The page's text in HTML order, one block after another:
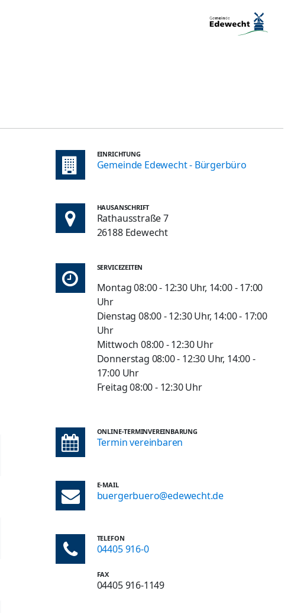
EINRICHTUNG
Gemeinde Edewecht - Bürgerbüro
HAUSANSCHRIFT
Rathausstraße 7
26188 Edewecht
SERVICEZEITEN
Montag 08:00 - 12:30 Uhr, 14:00 - 17:00
Uhr
Dienstag 08:00 - 12:30 Uhr, 14:00 - 17:00
Uhr
Mittwoch 08:00 - 12:30 Uhr
Donnerstag 08:00 - 12:30 Uhr, 14:00 -
17:00 Uhr
Freitag 08:00 - 12:30 Uhr
ONLINE-TERMINVEREINBARUNG
Termin vereinbaren
E-MAIL
buergerbuero@edewecht.de
TELEFON
04405 916-0
FAX
04405 916-1149